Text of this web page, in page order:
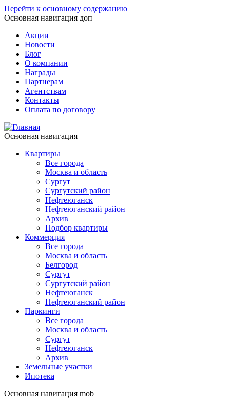
Перейти к основному содержанию
Основная навигация доп
Акции
Новости
Блог
О компании
Награды
Партнерам
Агентствам
Контакты
Оплата по договору
Основная навигация
Квартиры
Все города
Москва и область
Сургут
Сургутский район
Нефтеюганск
Нефтеюганский район
Архив
Подбор квартиры
Коммерция
Все города
Москва и область
Белгород
Сургут
Сургутский район
Нефтеюганск
Нефтеюганский район
Паркинги
Все города
Москва и область
Сургут
Нефтеюганск
Архив
Земельные участки
Ипотека
Основная навигация mob